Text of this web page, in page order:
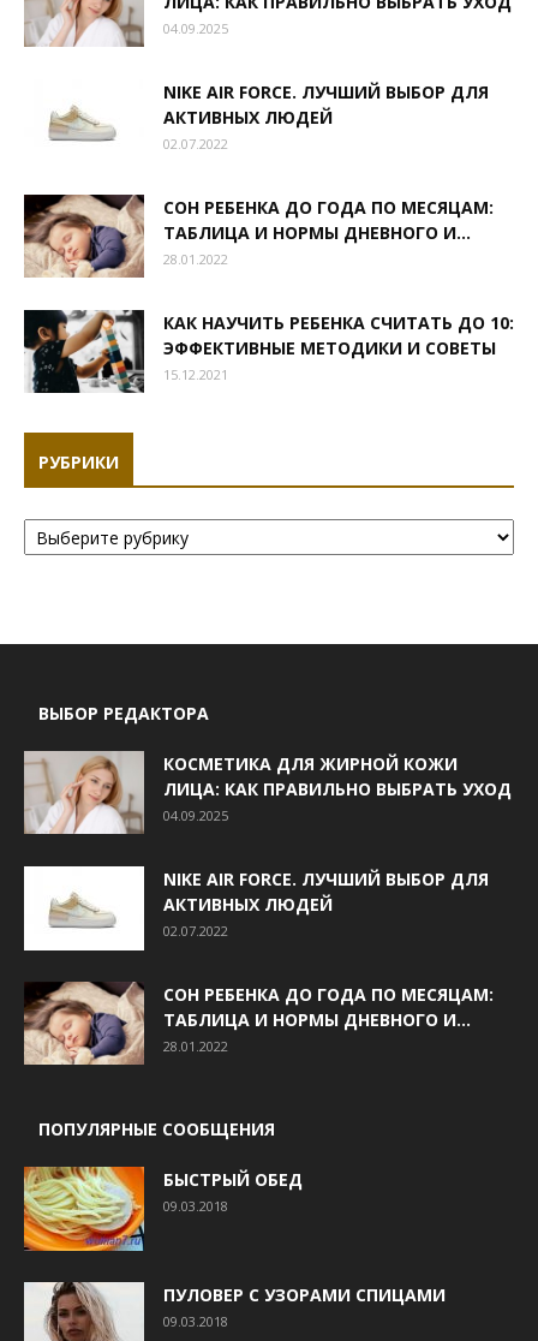
04.09.2025
NIKE AIR FORCE. ЛУЧШИЙ ВЫБОР ДЛЯ
АКТИВНЫХ ЛЮДЕЙ
02.07.2022
СОН РЕБЕНКА ДО ГОДА ПО МЕСЯЦАМ:
ТАБЛИЦА И НОРМЫ ДНЕВНОГО И...
28.01.2022
КАК НАУЧИТЬ РЕБЕНКА СЧИТАТЬ ДО 10:
ЭФФЕКТИВНЫЕ МЕТОДИКИ И СОВЕТЫ
15.12.2021
РУБРИКИ
Рубрики
ВЫБОР РЕДАКТОРА
КОСМЕТИКА ДЛЯ ЖИРНОЙ КОЖИ
ЛИЦА: КАК ПРАВИЛЬНО ВЫБРАТЬ УХОД
04.09.2025
NIKE AIR FORCE. ЛУЧШИЙ ВЫБОР ДЛЯ
АКТИВНЫХ ЛЮДЕЙ
02.07.2022
СОН РЕБЕНКА ДО ГОДА ПО МЕСЯЦАМ:
ТАБЛИЦА И НОРМЫ ДНЕВНОГО И...
28.01.2022
ПОПУЛЯРНЫЕ СООБЩЕНИЯ
БЫСТРЫЙ ОБЕД
09.03.2018
ПУЛОВЕР С УЗОРАМИ СПИЦАМИ
09.03.2018